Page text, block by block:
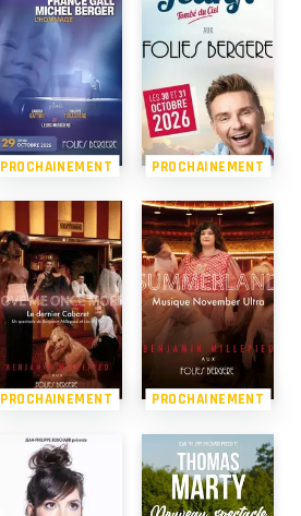
PROCHAINEMENT PROCHAINEMENT
PROCHAINEMENT PROCHAINEMENT